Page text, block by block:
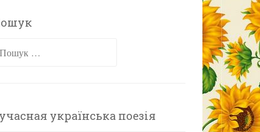
українська поезія